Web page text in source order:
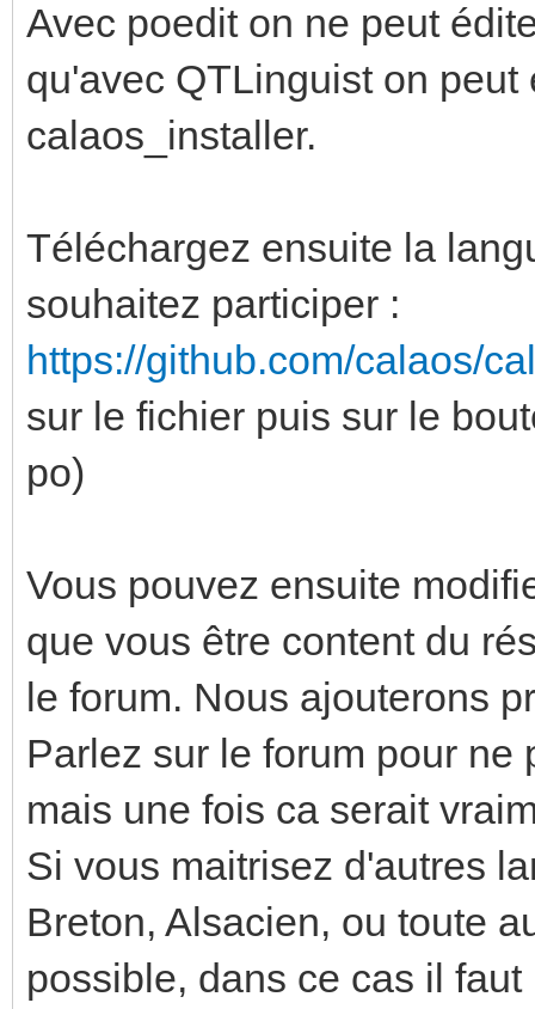
Avec poedit on ne peut
qu'avec QTLinguist on
calaos_installer.
Téléchargez ensuite la
souhaitez participer :
https://github.com/calaos/
sur le fichier puis sur le
po)
Vous pouvez ensuite
que vous être content du
le forum. Nous ajouterons
Parlez sur le forum pour
mais une fois ca serait
Si vous maitrisez d'autres
Breton, Alsacien, ou toute
possible, dans ce cas il